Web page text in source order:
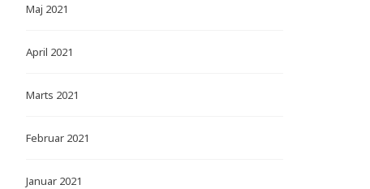
Maj 2021
April 2021
Marts 2021
Februar 2021
Januar 2021